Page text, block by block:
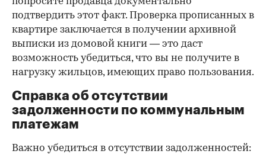
подтвердить этот факт. Проверка прописанных в
квартире заключается в получении архивной
выписки из домовой книги — это даст
возможность убедиться, что вы не получите в
нагрузку жильцов, имеющих право пользования.
Справка об отсутствии
задолженности по коммунальным
платежам
Важно убедиться в отсутствии задолженностей: